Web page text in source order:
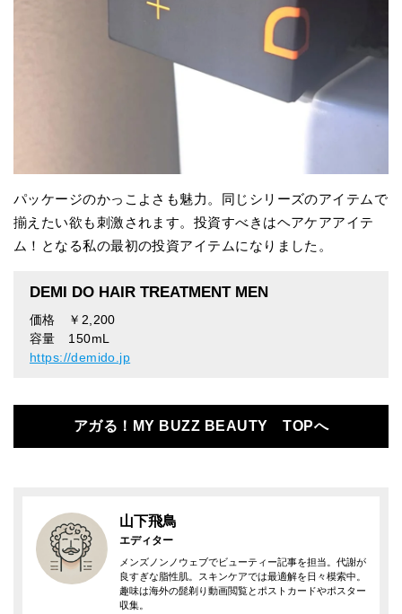
パッケージのかっこよさも魅力。同じシリーズのアイテムで
揃えたい欲も刺激されます。投資すべきはヘアケアアイテ
ム！となる私の最初の投資アイテムになりました。
DEMI DO HAIR TREATMENT MEN
価格 ￥2,200
容量 150mL
https://demido.jp
アガる！MY BUZZ BEAUTY TOPへ
山下飛鳥
エディター
メンズノンノウェブでビューティー記事を担当。代謝が
良すぎな脂性肌。スキンケアでは最適解を日々模索中。
趣味は海外の髭剃り動画閲覧とポストカードやポスター
収集。